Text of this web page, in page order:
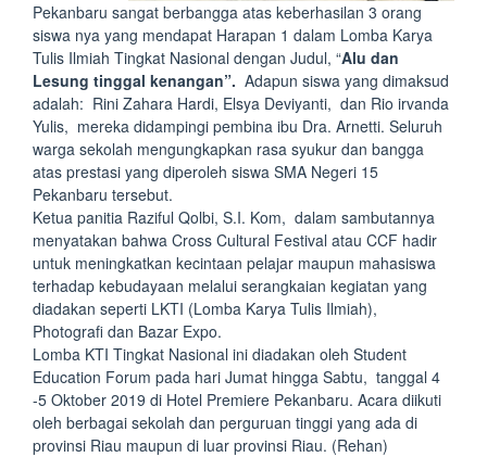
Pekanbaru sangat berbangga atas keberhasilan 3 orang
siswa nya yang mendapat Harapan 1 dalam Lomba Karya
Tulis Ilmiah Tingkat Nasional dengan Judul, “Alu dan
Lesung tinggal kenangan”. Adapun siswa yang dimaksud
adalah: Rini Zahara Hardi, Elsya Deviyanti, dan Rio irvanda
Yulis, mereka didampingi pembina ibu Dra. Arnetti. Seluruh
warga sekolah mengungkapkan rasa syukur dan bangga
atas prestasi yang diperoleh siswa SMA Negeri 15
Pekanbaru tersebut.
Ketua panitia Raziful Qolbi, S.I. Kom, dalam sambutannya
menyatakan bahwa Cross Cultural Festival atau CCF hadir
untuk meningkatkan kecintaan pelajar maupun mahasiswa
terhadap kebudayaan melalui serangkaian kegiatan yang
diadakan seperti LKTI (Lomba Karya Tulis Ilmiah),
Photografi dan Bazar Expo.
Lomba KTI Tingkat Nasional ini diadakan oleh Student
Education Forum pada hari Jumat hingga Sabtu, tanggal 4
-5 Oktober 2019 di Hotel Premiere Pekanbaru. Acara diikuti
oleh berbagai sekolah dan perguruan tinggi yang ada di
provinsi Riau maupun di luar provinsi Riau. (Rehan)